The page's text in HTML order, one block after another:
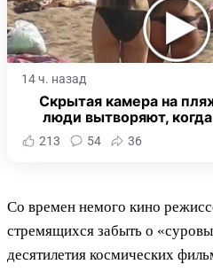
14 ч. назад
Скрытая камера на
люди вытворяют,
213 54 36
Со времен немого кино
стремящихся забыть о
десятилетия космических